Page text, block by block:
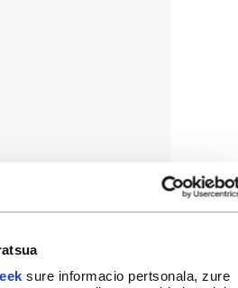
sure informacio pertsonala, zure